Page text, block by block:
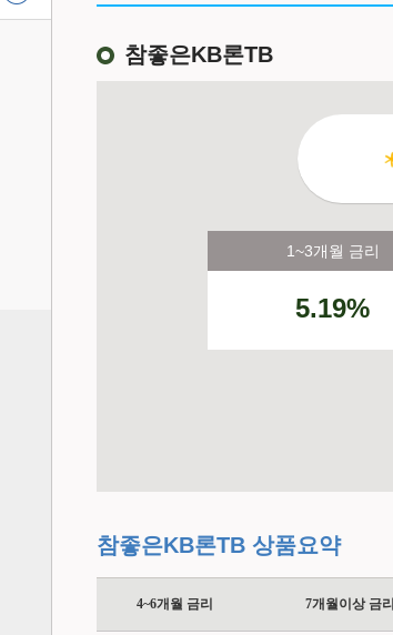
참좋은KB론TB
1~3개월 금리
5.19%
참좋은KB론TB 상품요약
4~6개월 금리 7개월이상 금리